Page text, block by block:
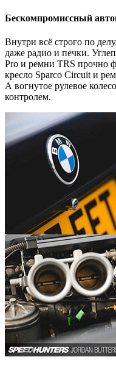
Бескомпромиссный
Внутри всё строго по
даже радио и печки.
Pro и ремни TRS прочно
кресло Sparco Circuit и
А вогнутое рулевое
контролем.